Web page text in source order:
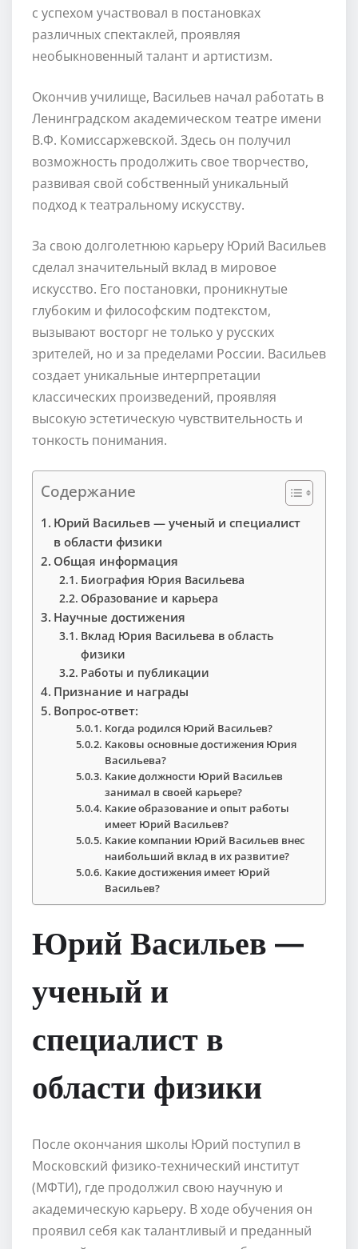
с успехом участвовал в постановках
различных спектаклей, проявляя
необыкновенный талант и артистизм.
Окончив училище, Васильев начал работать в
Ленинградском академическом театре имени
В.Ф. Комиссаржевской. Здесь он получил
возможность продолжить свое творчество,
развивая свой собственный уникальный
подход к театральному искусству.
За свою долголетнюю карьеру Юрий Васильев
сделал значительный вклад в мировое
искусство. Его постановки, проникнутые
глубоким и философским подтекстом,
вызывают восторг не только у русских
зрителей, но и за пределами России. Васильев
создает уникальные интерпретации
классических произведений, проявляя
высокую эстетическую чувствительность и
тонкость понимания.
Содержание
Юрий Васильев — ученый и специалист
в области физики
Общая информация
Биография Юрия Васильева
Образование и карьера
Научные достижения
Вклад Юрия Васильева в область
физики
Работы и публикации
Признание и награды
Вопрос-ответ:
Когда родился Юрий Васильев?
Каковы основные достижения Юрия
Васильева?
Какие должности Юрий Васильев
занимал в своей карьере?
Какие образование и опыт работы
имеет Юрий Васильев?
Какие компании Юрий Васильев внес
наибольший вклад в их развитие?
Какие достижения имеет Юрий
Васильев?
Юрий Васильев —
ученый и
специалист в
области физики
После окончания школы Юрий поступил в
Московский физико-технический институт
(МФТИ), где продолжил свою научную и
академическую карьеру. В ходе обучения он
проявил себя как талантливый и преданный